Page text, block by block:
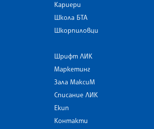
Кариери
Школа БТА
Шкорпиловци
Шрифт ЛИК
Маркетинг
Зала МаксиМ
Списание ЛИК
Екип
Контакти